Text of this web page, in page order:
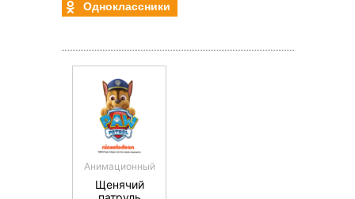
Одноклассники
Анимационный
Щенячий